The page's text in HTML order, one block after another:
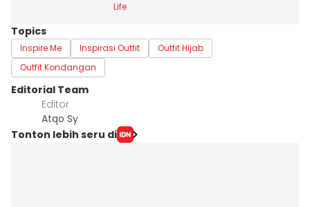
Life
Topics
Inspire Me Inspirasi Outfit
Outfit Hijab
Outfit Kondangan
Editorial Team
Editor
Atqo Sy
Tonton lebih seru di